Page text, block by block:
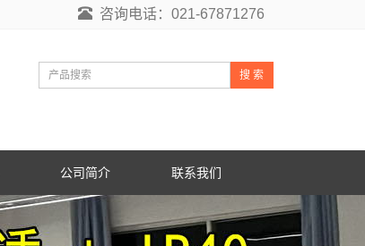
咨询电话：021-67871276
搜 索
公司简介 联系我们